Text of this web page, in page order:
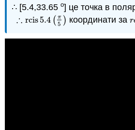
∴ [5.4,33.65o] це точка в
∴ rcis 5.4 ( π
5 )
∴rcis5.4(π5) координати за r
r